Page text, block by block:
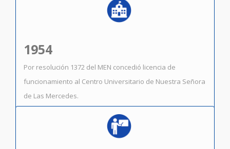
1954
Por resolución 1372 del MEN concedió licencia de
funcionamiento al Centro Universitario de Nuestra Señora
de Las Mercedes.